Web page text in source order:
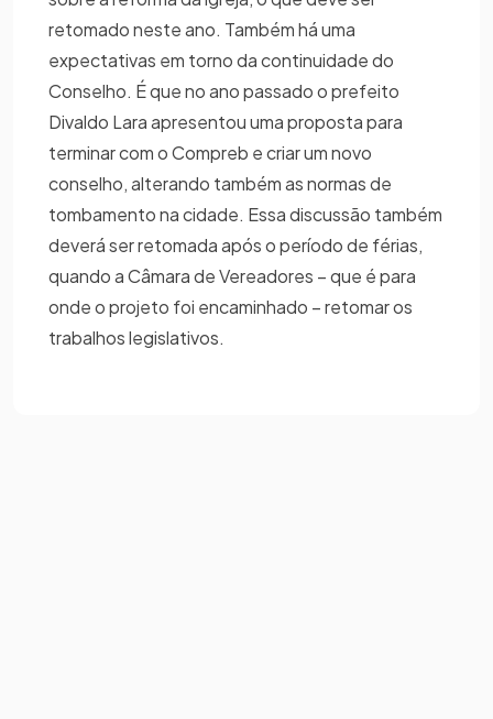
retomado neste ano. Também há uma
expectativas em torno da continuidade do
Conselho. É que no ano passado o prefeito
Divaldo Lara apresentou uma proposta para
terminar com o Compreb e criar um novo
conselho, alterando também as normas de
tombamento na cidade. Essa discussão também
deverá ser retomada após o período de férias,
quando a Câmara de Vereadores – que é para
onde o projeto foi encaminhado – retomar os
trabalhos legislativos.